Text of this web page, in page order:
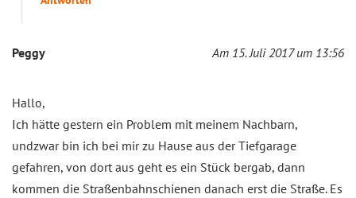
Peggy Am 15. Juli 2017 um 13:56
Hallo,
Ich hätte gestern ein Problem mit meinem Nachbarn,
undzwar bin ich bei mir zu Hause aus der Tiefgarage
gefahren, von dort aus geht es ein Stück bergab, dann
kommen die Straßenbahnschienen danach erst die Straße. Es